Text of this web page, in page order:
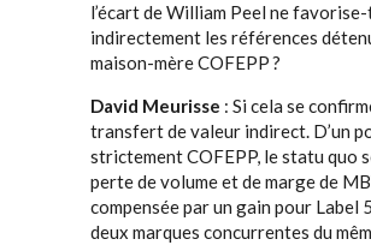
l’écart de William Peel ne
indirectement les références
maison-mère COFEPP ?
David Meurisse : Si cela se
transfert de valeur indirect. D’un
strictement COFEPP, le statu quo
perte de volume et de marge de
compensée par un gain pour Label
deux marques concurrentes du